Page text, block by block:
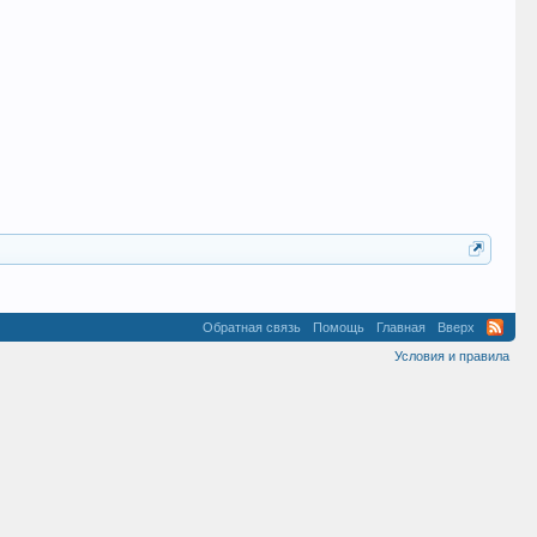
Обратная связь Помощь Главная
Вверх
Условия и правила